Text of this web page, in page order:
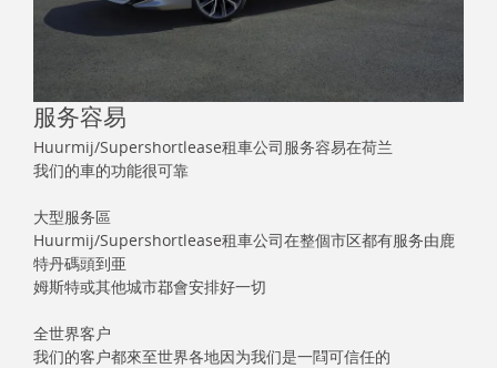
服务容易
Huurmij/Supershortlease租車公司服务容易在荷兰
我们的車的功能很可靠
大型服务區
Huurmij/Supershortlease租車公司在整個市区都有服务由鹿
特丹碼頭到亜
姆斯特或其他城市鄀會安排好一切
全世界客户
我们的客户都來至世界各地因为我们是一閰可信任的